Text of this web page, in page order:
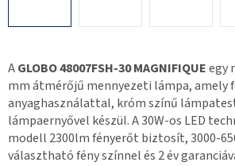
AGLOBO 48007FSH-30 MAGNIFIQUEegy
mm átmérőjű mennyezeti lámpa, amely
anyaghasználattal, króm színű
lámpaernyővel készül. A 30W-os LED
modell 2300lm fényerőt biztosít, 3000-
választható fény színnel és 2 év